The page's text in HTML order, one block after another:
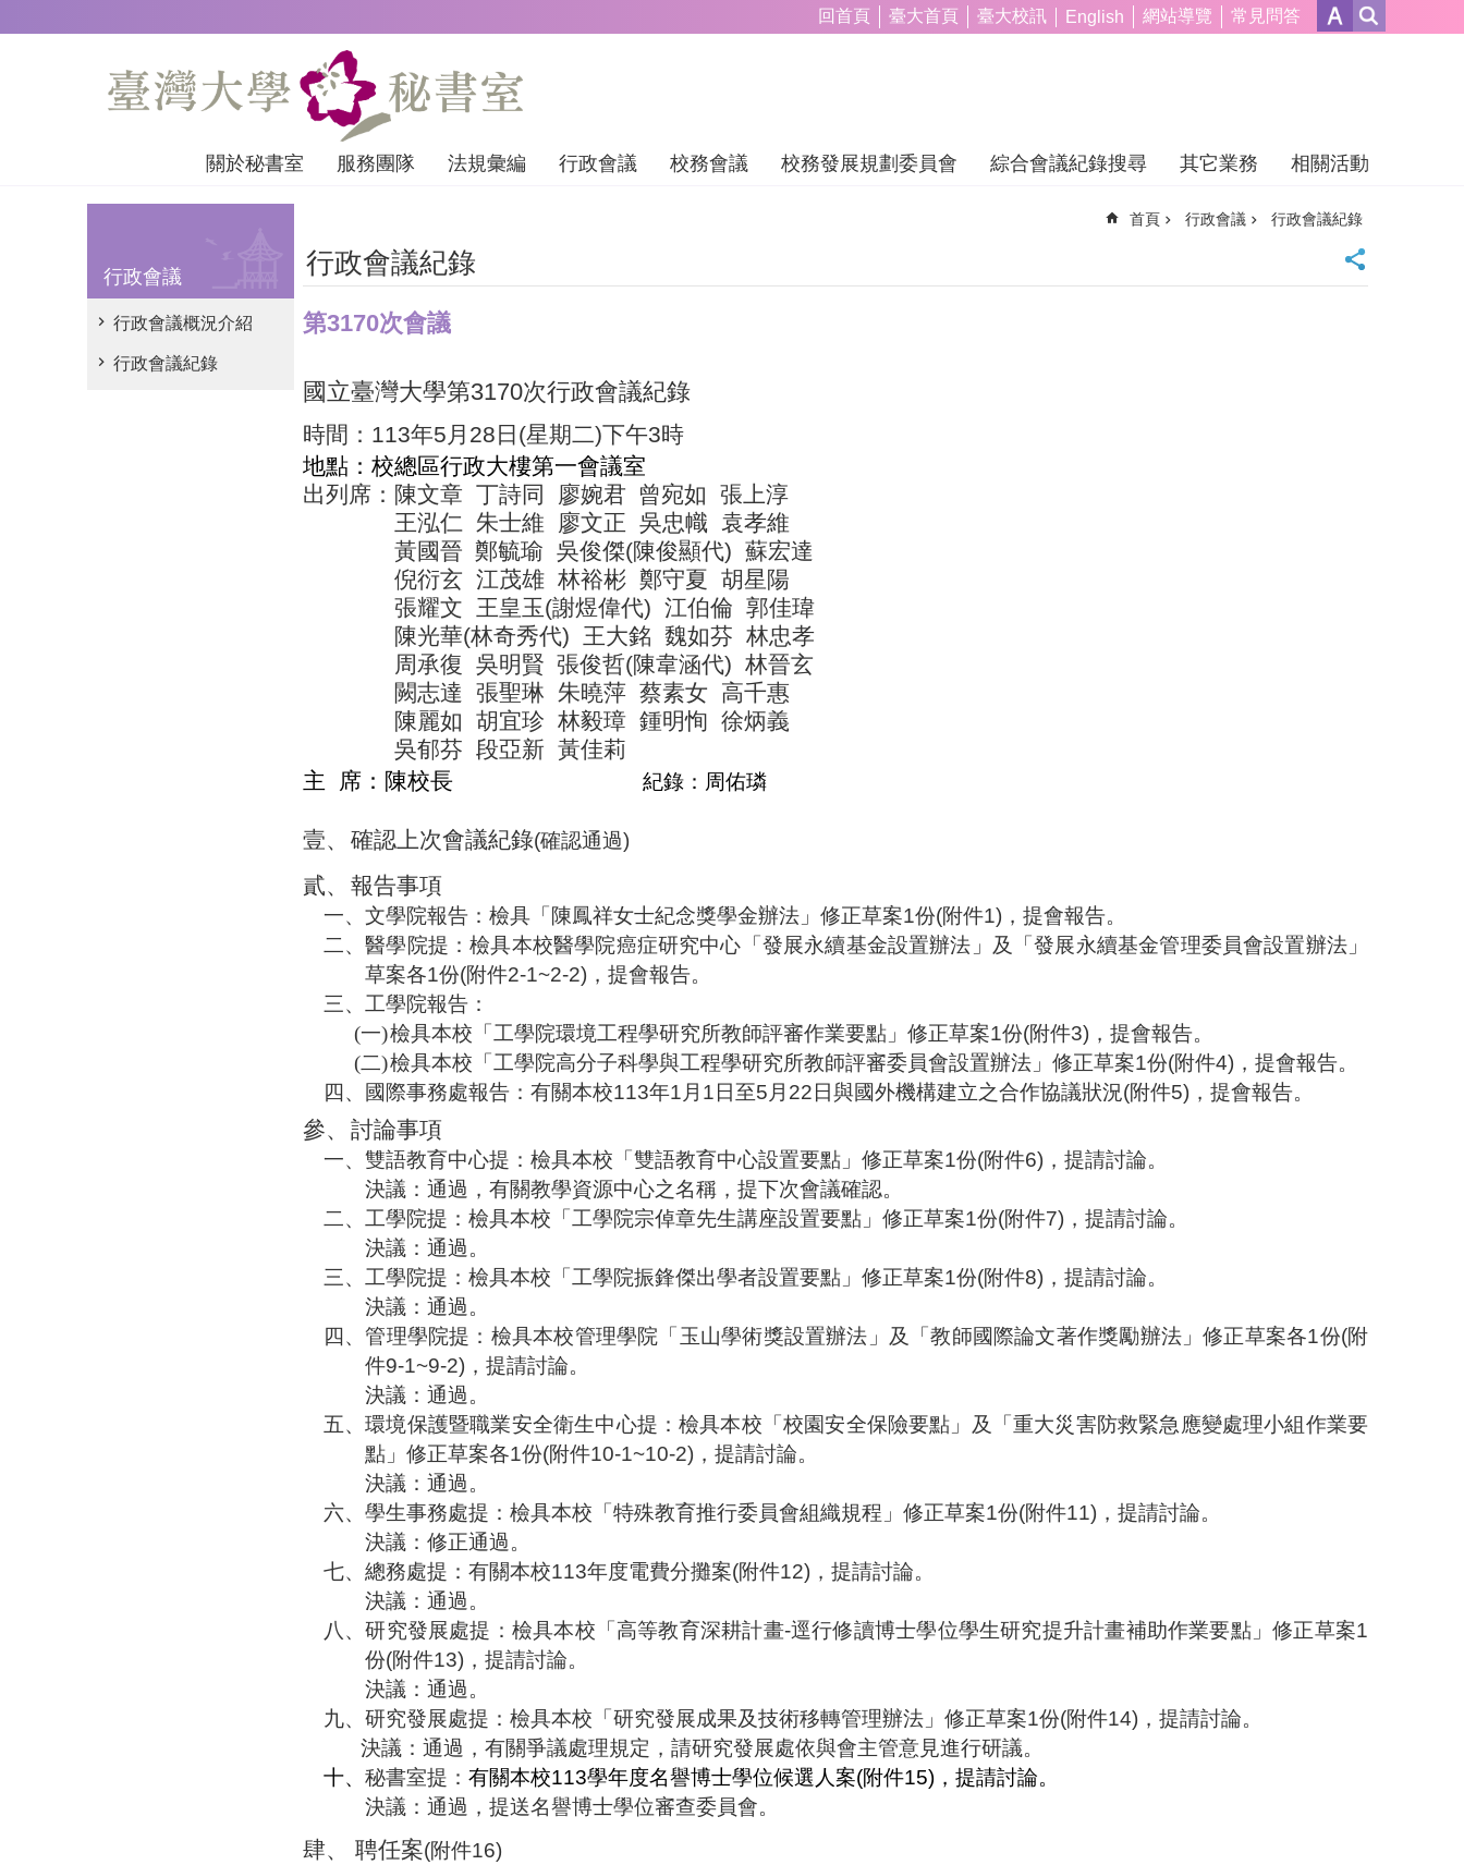
回首頁 臺大首頁 臺大校訊 English 網站導覽 常見問答
關於秘書室 服務團隊 法規彙編 行政會議 校務會議 校務發展規劃委員會 綜合會議紀錄搜尋 其它業務 相關活動
行政會議
行政會議概況介紹
行政會議紀錄
首頁 行政會議 行政會議紀錄
行政會議紀錄
第3170次會議
國立臺灣大學第3170次行政會議紀錄
時間： 113年5月 28 日 (星期二)下午3時
地點：校總區行政大樓第一會議室
出列席：陳文章 丁詩同 廖婉君 曾宛如 張上淳
王泓仁 朱士維 廖文正 吳忠幟 袁孝維
黃國晉 鄭毓瑜 吳俊傑(陳俊顯代) 蘇宏達
倪衍玄 江茂雄 林裕彬 鄭守夏 胡星陽
張耀文 王皇玉(謝煜偉代) 江伯倫 郭佳瑋
陳光華(林奇秀代) 王大銘 魏如芬 林忠孝
周承復 吳明賢 張俊哲(陳韋涵代) 林晉玄
闕志達 張聖琳 朱曉萍 蔡素女 高千惠
陳麗如 胡宜珍 林毅璋 鍾明恂 徐炳義
吳郁芬 段亞新 黃佳莉
主
席： 陳校長 紀錄：周佑璘
壹、 確認上次會議紀錄(確認通過)
貳、 報告事項
一、 文學院報告： 檢具「陳鳳祥女士紀念獎學金辦法」修正草案1份(附件1) ，提會報告。
二、醫學院提：檢具本校醫學院癌症研究中心「發展永續基金設置辦法」及「發展永續基金管理委員會設置辦法」
草案各1份(附件2-1~2-2) ，提會報告。
三、 工學院報告：
(一)檢具本校 「工學院環境工程學研究所教師評審作業要點」修正草案1份(附件3) ，提會報告。
(二)檢具本校 「工學院高分子科學與工程學研究所教師評審委員會設置辦法」修正草案1份(附件4) ，提會報告。
四、
國際事務處報告：有關本校113年1 月 1 日至5 月 22 日與國外機構建立之合作協議狀況(附件5) ，提會報告。
參、 討論事項
一、 雙語教育中心提：檢具本校「雙語教育中心設置要點」修正草案1份(附件6) ，提請討論。
決議：通過，有關教學資源中心之名稱，提下次會議確認。
二、 工學院提：檢具本校「工學院宗倬章先生講座設置要點」修正草案1份(附件7) ，提請討論。
決議：通過。
三、 工學院提：檢具本校「工學院振鋒傑出學者設置要點」修正草案1份(附件8) ，提請討論。
決議：通過。
四、管理學院提：檢具本校管理學院「玉山學術獎設置辦法」及「教師國際論文著作獎勵辦法」修正草案各1份(附
件9-1~9-2) ，提請討論。
決議：通過。
五、環境保護暨職業安全衛生中心提：檢具本校「校園安全保險要點」及「重大災害防救緊急應變處理小組作業要
點」修正草案各1份(附件10-1~10-2) ，提請討論。
決議：通過。
六、 學生事務處提：檢具本校「特殊教育推行委員會組織規程」修正草案1份(附件11) ，提請討論。
決議：修正通過。
七、 總務處提：有關本校113年度電費分攤案(附件12) ，提請討論。
決議：通過。
八、研究發展處提：檢具本校「高等教育深耕計畫-逕行修讀博士學位學生研究提升計畫補助作業要點」修正草案1
份(附件13) ，提請討論。
決議：通過。
九、 研究發展處提：檢具本校「研究發展成果及技術移轉管理辦法」修正草案1份(附件14) ，提請討論。
決議：通過，有關爭議處理規定，請研究發展處依與會主管意見進行研議。
十、 秘書室提： 有關本校113學年度名譽博士學位候選人案(附件15)，提請討論。
決議：通過，提送名譽博士學位審查委員會。
肆、 聘任案(附件16)